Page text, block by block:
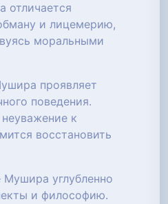
отличается
и лицемерию,
моральными
проявляет
поведения.
к
восстановить
углубленно
и философию.